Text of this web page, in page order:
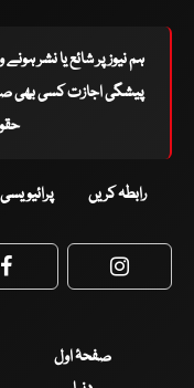
ہم نیوز پر شائع یا نشر
پیشگی اجازت کسی بھی
رابطہ کریں
Facebook
صفحۂ اول